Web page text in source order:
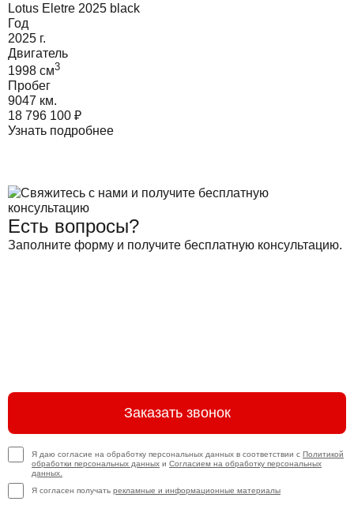
Lotus Eletre 2025 black
Год
2025 г.
Двигатель
1998 cм3
Пробег
9047 км.
18 796 100 ₽
Узнать подробнее
Есть вопросы?
Заполните форму и получите бесплатную консультацию.
Заказать звонок
Я даю согласие на обработку персональных данных в соответствии с Политикой
обработки персональных данных и Согласием на обработку персональных
данных.
Я согласен получать рекламные и информационные материалы